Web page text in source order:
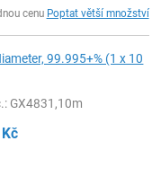
cenu Poptat větší množství
99.995+% (1 x 10
: GX4831,10m
Kč